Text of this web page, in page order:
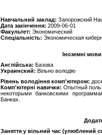
Навчальний заклад: Запорожский
Дата закінчення: 2009-06-01
Факультет: Экономический
Спеціальність: Экономическая
Іноземні
Англійська: Базова
Украинский: Вільно володію
Рівень володіння комп'ютером:
Комп'ютерні навички: Опытный
некоторыми банковскими
Банках.
Заняття у вільний час (улюблений